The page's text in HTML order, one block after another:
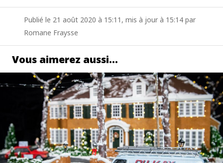
Publié le 21 août 2020 à 15:11, mis à jour à 15:14 par
Romane Fraysse
Vous aimerez aussi…